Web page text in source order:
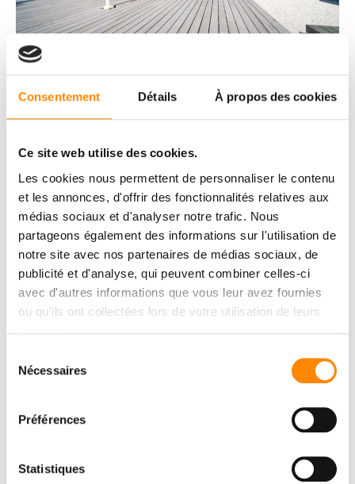
Consentement Détails À propos des cookies
Ce site web utilise des cookies.
Les cookies nous permettent de personnaliser le contenu
et les annonces, d'offrir des fonctionnalités relatives aux
médias sociaux et d'analyser notre trafic. Nous
partageons également des informations sur l'utilisation de
notre site avec nos partenaires de médias sociaux, de
publicité et d'analyse, qui peuvent combiner celles-ci
avec d'autres informations que vous leur avez fournies
ou qu'ils ont collectées lors de votre utilisation de leurs
Nécessaires
Préférences
Statistiques
Consulter et télécharger des documents